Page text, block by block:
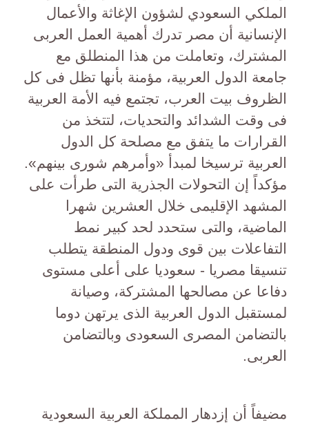
الملكي السعودي لشؤون الإغاثة والأعمال
الإنسانية أن مصر تدرك أهمية العمل العربى
المشترك، وتعاملت من هذا المنطلق مع
جامعة الدول العربية، مؤمنة بأنها تظل فى كل
الظروف بيت العرب، تجتمع فيه الأمة العربية
فى وقت الشدائد والتحديات، لتتخذ من
القرارات ما يتفق مع مصلحة كل الدول
العربية ترسيخا لمبدأ «وأمرهم شورى بينهم».
مؤكداً إن التحولات الجذرية التى طرأت على
المشهد الإقليمى خلال العشرين شهرا
الماضية، والتى ستحدد لحد كبير نمط
التفاعلات بين قوى ودول المنطقة يتطلب
تنسيقا مصريا - سعوديا على أعلى مستوى
دفاعا عن مصالحها المشتركة، وصيانة
لمستقبل الدول العربية الذى يرتهن دوما
بالتضامن المصرى السعودى وبالتضامن
العربى.
مضيفاً أن إزدهار المملكة العربية السعودية